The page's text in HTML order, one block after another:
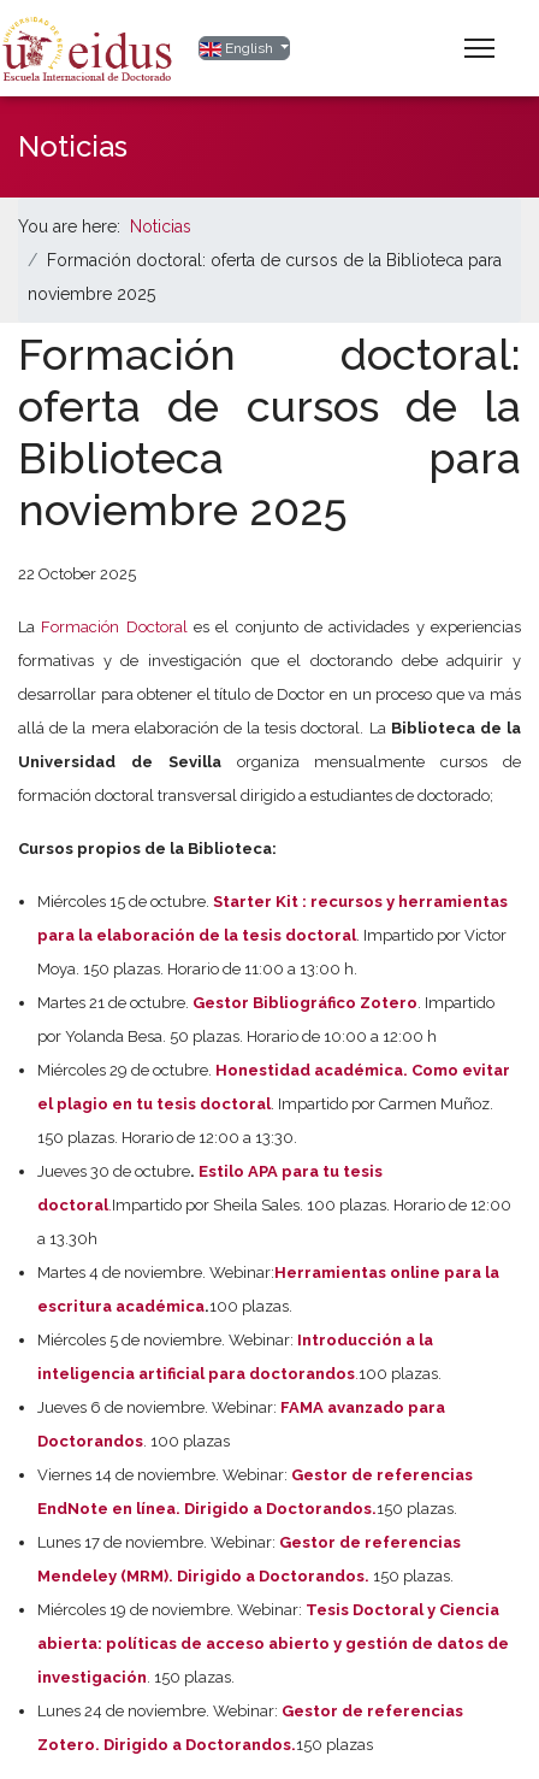
Select your language
English
Noticias
You are here:
Noticias
Formación doctoral: oferta de cursos de la Biblioteca para
noviembre 2025
Formación doctoral:
oferta de cursos de la
Biblioteca para
noviembre 2025
22 October 2025
La Formación Doctorales el conjunto de actividades y experiencias
formativas y de investigación que el doctorando debe adquirir y
desarrollar para obtener el título de Doctor en un proceso que va más
allá de la mera elaboración de la tesis doctoral. La Biblioteca de la
Universidad de Sevillaorganiza mensualmente cursos de
formación doctoral transversal dirigido a estudiantes de doctorado;
Cursos propios de la Biblioteca:
Miércoles 15 de octubre. Starter Kit : recursos y herramientas
para la elaboración de la tesis doctoral. Impartido por Victor
Moya. 150 plazas. Horario de 11:00 a 13:00 h.
Martes 21 de octubre. Gestor Bibliográfico Zotero. Impartido
por Yolanda Besa. 50 plazas. Horario de 10:00 a 12:00 h
Miércoles 29 de octubre. Honestidad académica. Como evitar
el plagio en tu tesis doctoral. Impartido por Carmen Muñoz.
150 plazas. Horario de 12:00 a 13:30.
Jueves 30 de octubre. Estilo APA para tu tesis
doctoral.Impartido por Sheila Sales. 100 plazas. Horario de 12:00
a 13.30h
Martes 4 de noviembre. Webinar:Herramientas online para la
escritura académica.100 plazas.
Miércoles 5 de noviembre. Webinar: Introducción a la
inteligencia artificial para doctorandos.100 plazas.
Jueves 6 de noviembre. Webinar: FAMA avanzado para
Doctorandos. 100 plazas
Viernes 14 de noviembre. Webinar: Gestor de referencias
EndNote en línea. Dirigido a Doctorandos.150 plazas.
Lunes 17 de noviembre. Webinar: Gestor de referencias
Mendeley (MRM). Dirigido a Doctorandos. 150 plazas.
Miércoles 19 de noviembre. Webinar: Tesis Doctoral y Ciencia
abierta: políticas de acceso abierto y gestión de datos de
investigación. 150 plazas.
Lunes 24 de noviembre. Webinar: Gestor de referencias
Zotero. Dirigido a Doctorandos.150 plazas